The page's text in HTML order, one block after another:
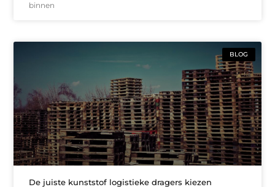
binnen
BLOG
De juiste kunststof logistieke dragers kiezen